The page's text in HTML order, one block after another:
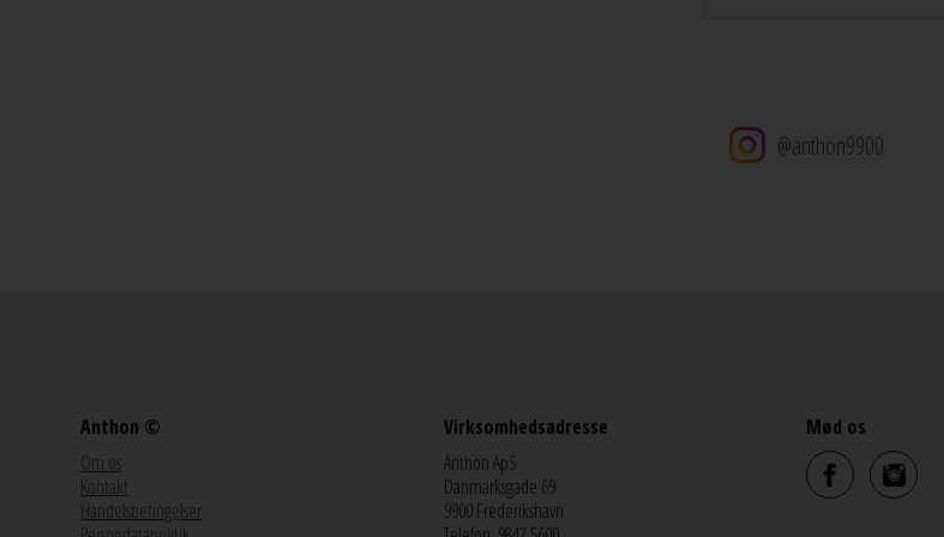
@anthon9900
Anthon ©
Om os
Kontakt
Handelsbetingelser
Virksomhedsadresse
Anthon ApS
Danmarksgade 69
9900 Frederikshavn
Mød os